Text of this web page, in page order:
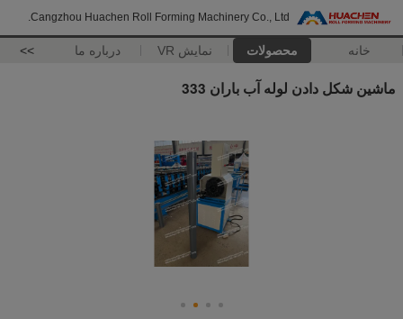
Cangzhou Huachen Roll Forming Machinery Co., Ltd.
خانه محصولات نمایش VR درباره ما >>
ماشین شکل دادن لوله آب باران 333